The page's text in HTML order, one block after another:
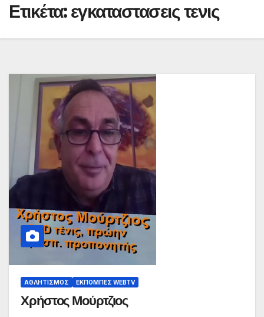
Ετικέτα:εγκαταστασεις τενις
ΑΘΛΗΤΙΣΜΌΣ ΕΚΠΟΜΠΈΣ WEBTV
Χρήστος Μούρτζιος